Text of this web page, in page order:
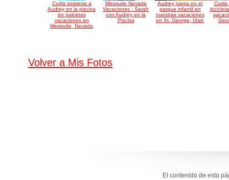
Curtis sostiene a
Audrey en la piscina
en nuestras
vacaciones en
Mesquite, Nevada
Mesquite Nevada
Vacaciones - Sarah
con Audrey en la
Piscina
Audrey juega en el
parque infantil en
nuestras vacaciones
en St. George, Utah
Curtis
Volver a Mis Fotos
El contenido de esta